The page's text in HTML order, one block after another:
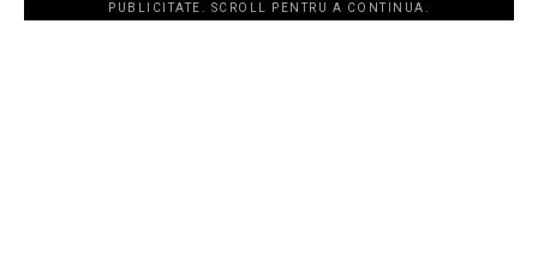
PUBLICITATE. SCROLL PENTRU A CONTINUA.